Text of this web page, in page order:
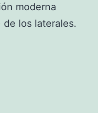
moderna
los laterales.